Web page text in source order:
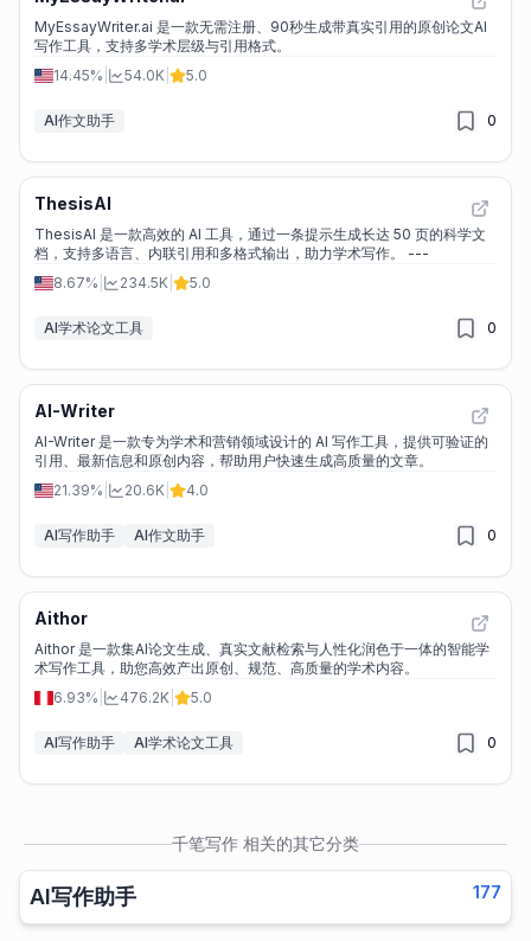
MyEssayWriter.ai 是一款无需注册、90秒生成带真实引用的原创论文AI
写作工具，支持多学术层级与引用格式。
14.45%
54.0K 5.0
AI作文助手 0
ThesisAI
ThesisAI 是一款高效的 AI 工具，通过一条提示生成长达 50 页的科学文
档，支持多语言、内联引用和多格式输出，助力学术写作。 ---
8.67%
234.5K 5.0
AI学术论文工具 0
AI-Writer
AI-Writer 是一款专为学术和营销领域设计的 AI 写作工具，提供可验证的
引用、最新信息和原创内容，帮助用户快速生成高质量的文章。
21.39%
20.6K 4.0
AI写作助手 AI作文助手 0
Aithor
Aithor 是一款集AI论文生成、真实文献检索与人性化润色于一体的智能学
术写作工具，助您高效产出原创、规范、高质量的学术内容。
6.93%
476.2K 5.0
AI写作助手 AI学术论文工具 0
千笔写作 相关的其它分类
AI写作助手 177